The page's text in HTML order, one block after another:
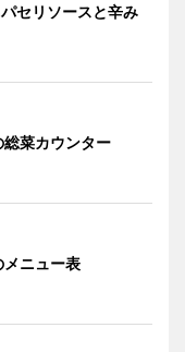
セリソースと辛み
菜カウンター
ニュー表